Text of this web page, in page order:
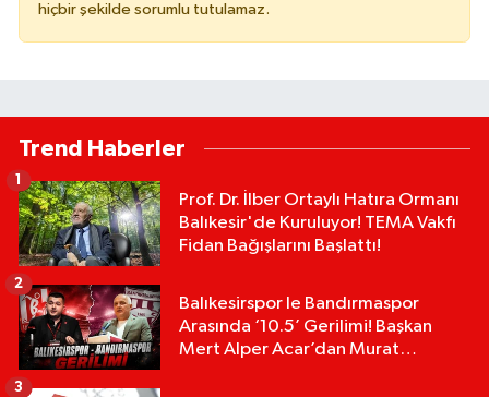
hiçbir şekilde sorumlu tutulamaz.
Trend Haberler
Prof. Dr. İlber Ortaylı Hatıra Ormanı
Balıkesir'de Kuruluyor! TEMA Vakfı
Fidan Bağışlarını Başlattı!
1
Balıkesirspor le Bandırmaspor
Arasında ‘10.5’ Gerilimi! Başkan
Mert Alper Acar’dan Murat
2
3